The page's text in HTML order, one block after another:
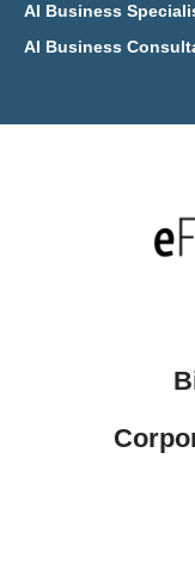
AI Business
AI Business